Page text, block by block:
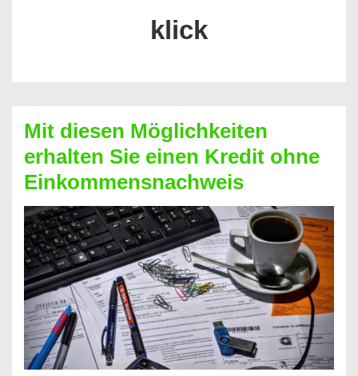
klick
Mit diesen Möglichkeiten
erhalten Sie einen Kredit ohne
Einkommensnachweis